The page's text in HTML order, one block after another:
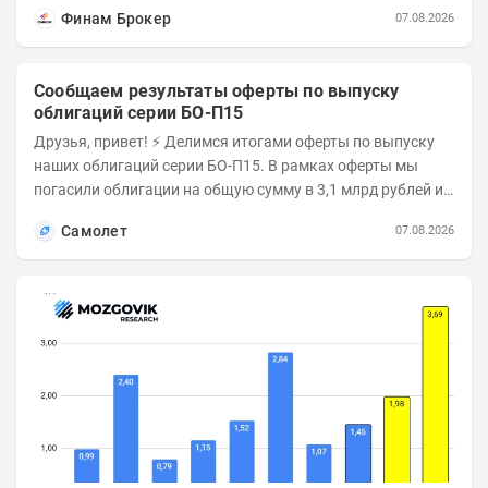
Финам Брокер
07.08.2026
Сообщаем результаты оферты по выпуску
облигаций серии БО-П15
Друзья, привет! ⚡️ Делимся итогами оферты по выпуску
наших облигаций серии БО-П15. В рамках оферты мы
погасили облигации на общую сумму в 3,1 млрд рублей из
Самолет
07.08.2026